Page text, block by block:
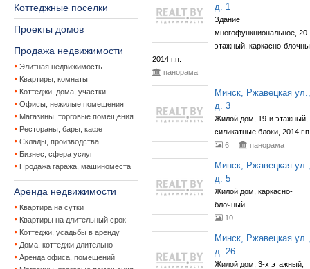
Коттеджные поселки
Проекты домов
Продажа недвижимости
Элитная недвижимость
Квартиры, комнаты
Коттеджи, дома, участки
Офисы, нежилые помещения
Магазины, торговые помещения
Рестораны, бары, кафе
Склады, производства
Бизнес, сфера услуг
Продажа гаража, машиноместа
Аренда недвижимости
Квартира на сутки
Квартиры на длительный срок
Коттеджи, усадьбы в аренду
Дома, коттеджи длительно
Аренда офиса, помещений
д. 1
Здание
многофункциональное,
этажный, каркасно-
2014 г.п.
панорама
Минск, Ржавецкая ул.,
д. 3
Жилой дом, 19-и этажный,
силикатные блоки, 2014
6
панорама
Минск, Ржавецкая ул.,
д. 5
Жилой дом, каркасно-
блочный
10
Минск, Ржавецкая ул.,
д. 26
Жилой дом, 3-х этажный,